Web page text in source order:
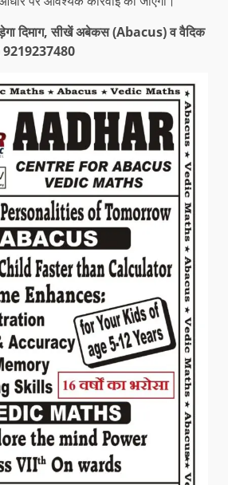
दिमाग, सीखें अबेकस (Abacus) व वैदिक